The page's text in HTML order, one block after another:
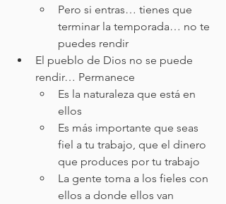
Pero si entras… tienes que
terminar la temporada… no te
puedes rendir
El pueblo de Dios no se puede
rendir… Permanece
Es la naturaleza que está en
ellos
Es más importante que seas
fiel a tu trabajo, que el dinero
que produces por tu trabajo
La gente toma a los fieles con
ellos a donde ellos van